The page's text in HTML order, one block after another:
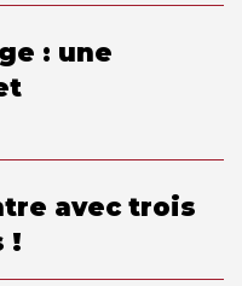
: une
avec trois
!